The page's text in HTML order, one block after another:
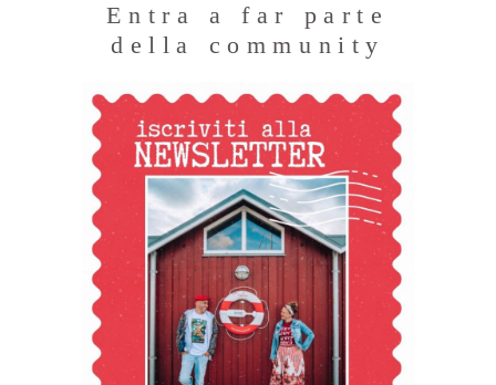
Entra a far parte
della community